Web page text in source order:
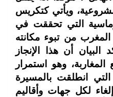
ويأتي كتكريس
التي تحققت في
من تبوء مكانته
البيان أن هذا الإنجاز
وهو استمرار
انطلقت بالمسيرة
50 سنة، وإلغاء لكل جهات وأقاليم